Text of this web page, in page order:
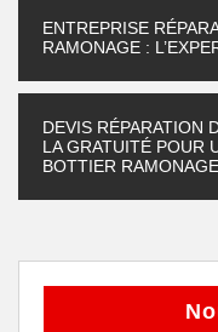
ENTREPRISE
RAMONAGE :
DEVIS RÉPARATION
LA GRATUITÉ POUR
BOTTIER RAMONAGE